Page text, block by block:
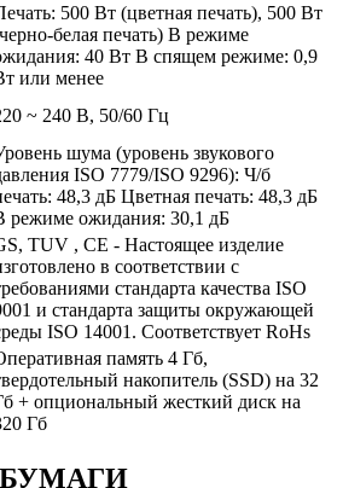
500 Вт (цветная печать), 500 Вт
белая печать) В режиме
40 Вт В спящем режиме: 0,9
или менее
~ 240 В, 50/60 Гц
шума (уровень звукового
ISO 7779/ISO 9296): Ч/б
48,3 дБ Цветная печать: 48,3 дБ
режиме ожидания: 30,1 дБ
TUV , CE - Настоящее изделие
в соответствии с
стандарта качества ISO
и стандарта защиты окружающей
ISO 14001. Соответствует RoHs
память 4 Гб,
накопитель (SSD) на 32
+ опциональный жесткий диск на
Гб